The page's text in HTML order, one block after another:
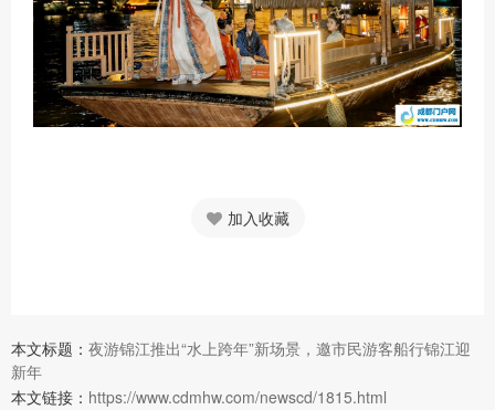
加入收藏
本文标题： 夜游锦江推出“水上跨年”新场景，邀市民游客船行锦江迎
新年
本文链接： https://www.cdmhw.com/newscd/1815.html